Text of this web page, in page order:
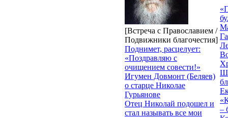
[Встреча с Православием /
Подвижники благочестия]
Поднимет, расцелует:
«Поздравляю с
очищением совести!»
Игумен Довмонт (Беляев)
о старце Николае
Гурьянове
Отец Николай подошел и
стал называть все мои
–